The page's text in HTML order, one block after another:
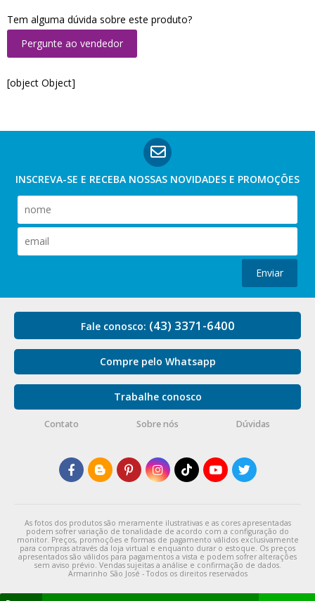
Tem alguma dúvida sobre este produto?
Pergunte ao vendedor
[object Object]
INSCREVA-SE E RECEBA NOSSAS NOVIDADES E PROMOÇÕES
Enviar
Fale conosco: (43) 3371-6400
Compre pelo Whatsapp
Trabalhe conosco
Contato Sobre nós Dúvidas
As fotos dos produtos são meramente ilustrativas e as cores apresentadas
podem sofrer variação de tonalidade de acordo com a configuração do
monitor. Preços, promoções e formas de pagamento válidos exclusivamente
para compras através da loja virtual e enquanto durar o estoque. Os preços
apresentados são válidos para pagamentos a vista e podem sofrer alterações
sem aviso prévio. Vendas sujeitas a análise e confirmação de dados.
Armarinho São José - Todos os direitos reservados